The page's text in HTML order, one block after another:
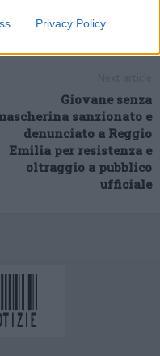
Privacy Policy
Giovane senza
sanzionato e
denunciato a Reggio
Emilia per resistenza e
oltraggio a pubblico
ufficiale